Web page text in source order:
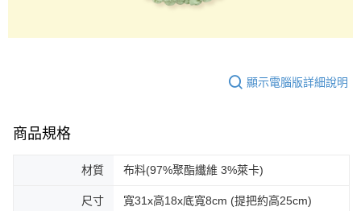
顯示電腦版詳細說明
商品規格
材質 布料(97%聚酯纖維 3%萊卡)
尺寸 寬31x高18x底寬8cm (提把約高25cm)